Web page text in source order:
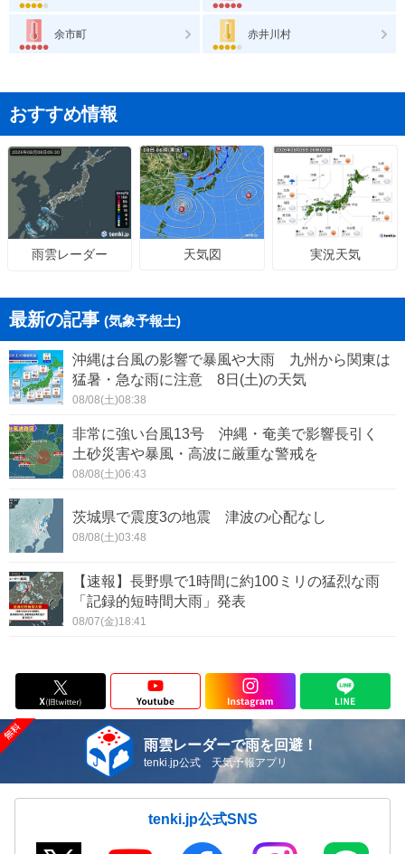
余市町 赤井川村
おすすめ情報
雨雲レーダー 天気図 実況天気
最新の記事 (気象予報士)
沖縄は台風の影響で暴風や大雨 九州から関東は
猛暑・急な雨に注意 8日(土)の天気
08/08(土)08:38
非常に強い台風13号 沖縄・奄美で影響長引く
土砂災害や暴風・高波に厳重な警戒を
08/08(土)06:43
茨城県で震度3の地震 津波の心配なし
08/08(土)03:48
【速報】長野県で1時間に約100ミリの猛烈な雨
「記録的短時間大雨」発表
08/07(金)18:41
雨雲レーダーで雨を回避！
tenki.jp公式 天気予報アプリ
tenki.jp公式SNS